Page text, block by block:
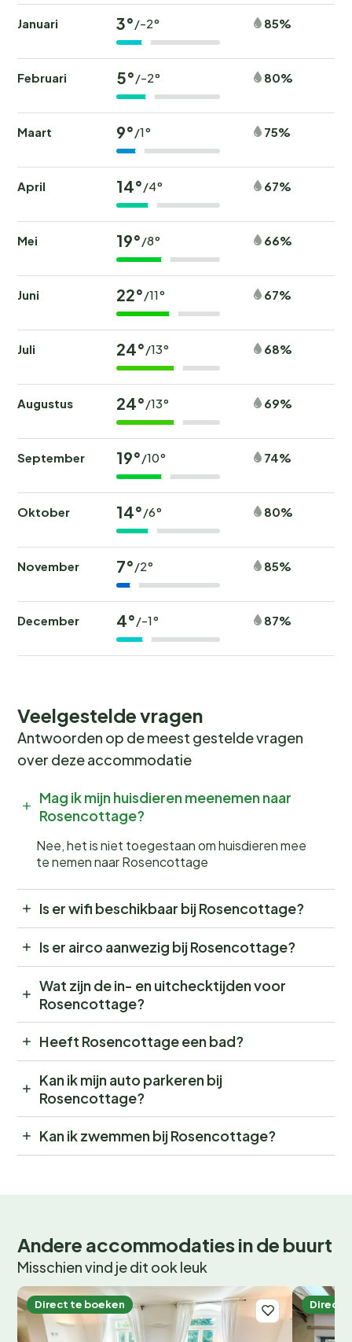
Januari 3°/-2° 85%
Februari 5°/-2° 80%
Maart 9°/1° 75%
April 14°/4° 67%
Mei 19°/8° 66%
Juni 22°/11° 67%
Juli 24°/13° 68%
Augustus 24°/13° 69%
September 19°/10° 74%
Oktober 14°/6° 80%
November 7°/2° 85%
December 4°/-1° 87%
Veelgestelde vragen
Antwoorden op de meest gestelde vragen
over deze accommodatie
Mag ik mijn huisdieren meenemen naar
Rosencottage?
Nee, het is niet toegestaan om huisdieren mee
te nemen naar Rosencottage
Is er wifi beschikbaar bij Rosencottage?
Is er airco aanwezig bij Rosencottage?
Wat zijn de in- en uitchecktijden voor
Rosencottage?
Heeft Rosencottage een bad?
Kan ik mijn auto parkeren bij
Rosencottage?
Kan ik zwemmen bij Rosencottage?
Andere accommodaties in de buurt
Misschien vind je dit ook leuk
Direct te boeken Direct